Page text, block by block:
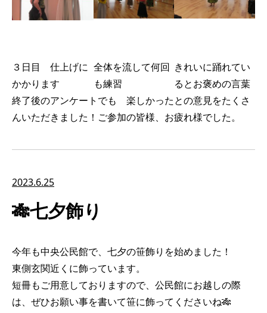
３日目 仕上げに
かかります
全体を流して何回
も練習
きれいに踊れてい
るとお褒めの言葉
終了後のアンケートでも 楽しかったとの意見をたくさ
んいただきました！ご参加の皆様、お疲れ様でした。
2023.6.25
🎋七夕飾り
今年も中央公民館で、七夕の笹飾りを始めました！
東側玄関近くに飾っています。
短冊もご用意しておりますので、公民館にお越しの際
は、ぜひお願い事を書いて笹に飾ってくださいね🎋